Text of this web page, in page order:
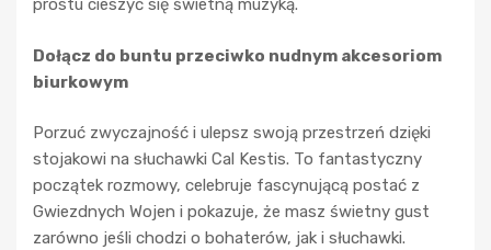
prostu cieszyć się świetną muzyką.
Dołącz do buntu przeciwko nudnym akcesoriom
biurkowym
Porzuć zwyczajność i ulepsz swoją przestrzeń dzięki
stojakowi na słuchawki Cal Kestis. To fantastyczny
początek rozmowy, celebruje fascynującą postać z
Gwiezdnych Wojen i pokazuje, że masz świetny gust
zarówno jeśli chodzi o bohaterów, jak i słuchawki.